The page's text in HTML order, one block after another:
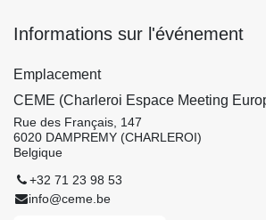
Informations sur l'événement
Emplacement
CEME (Charleroi Espace Meeting
Rue des Français, 147
6020 DAMPREMY (CHARLEROI)
Belgique
+32 71 23 98 53
info@ceme.be